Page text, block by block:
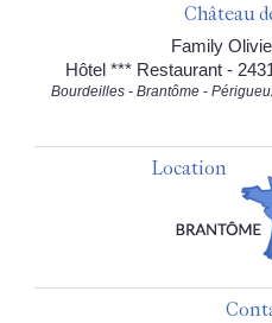
Château
Family
Hôtel *** Restaurant -
Bourdeilles - Brantôme -
Location